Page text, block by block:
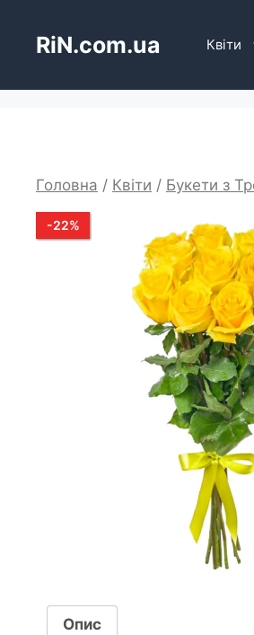
вмістуRiN.com.ua Квіти
Головна / Квіти / Букети з
-22%
Опис